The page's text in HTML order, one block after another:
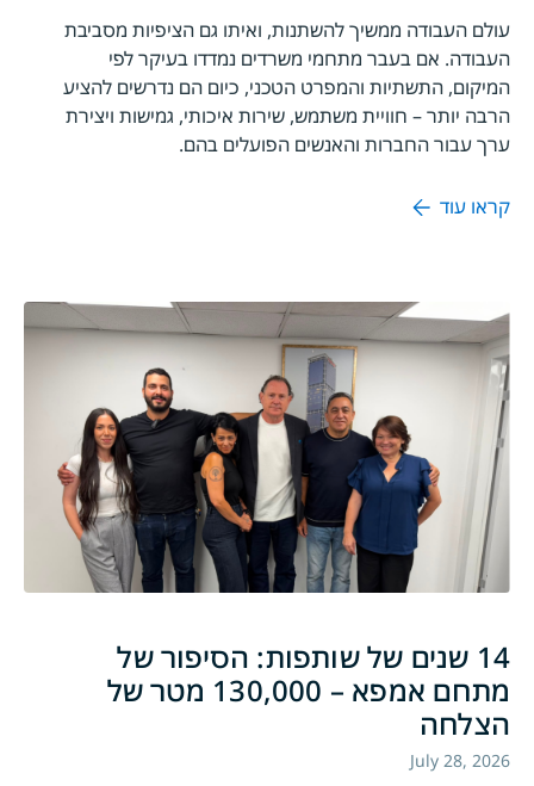
עולם העבודה ממשיך להשתנות, ואיתו גם הציפיות מסביבת
העבודה. אם בעבר מתחמי משרדים נמדדו בעיקר לפי
המיקום, התשתיות והמפרט הטכני, כיום הם נדרשים להציע
הרבה יותר – חוויית משתמש, שירות איכותי, גמישות ויצירת
ערך עבור החברות והאנשים הפועלים בהם.
קראו עוד
14 שנים של שותפות: הסיפור של
מתחם אמפא – 130,000 מטר של
הצלחה
July 28, 2026